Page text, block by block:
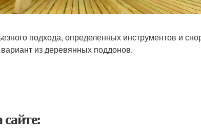
подхода, определенных инструментов и
из деревянных поддонов.